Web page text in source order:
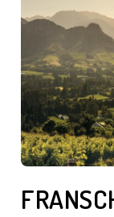
REBSORTE
FAKTENBLATT